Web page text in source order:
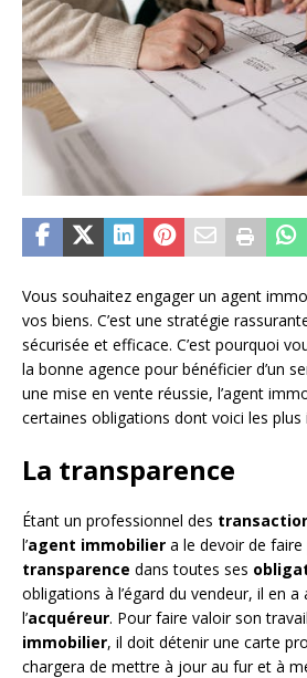
Vous souhaitez engager un agent
vos biens. C’est une stratégie
sécurisée et efficace. C’est pourquoi
la bonne agence pour bénéficier d’un
une mise en vente réussie, l’agent
certaines obligations dont voici les
La transparence
Étant un professionnel des
l’agent immobilier a le devoir de faire
transparence dans toutes ses
obligations à l’égard du vendeur, il en a
l’acquéreur. Pour faire valoir son travail
immobilier, il doit détenir une carte
chargera de mettre à jour au fur et à